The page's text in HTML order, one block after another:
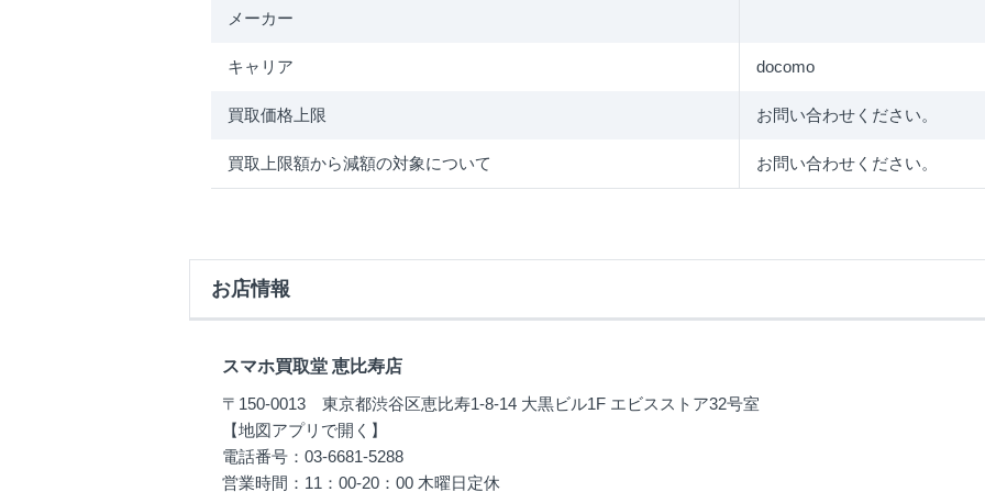
メーカー
キャリア docomo
買取価格上限 お問い合わせください。
買取上限額から減額の対象について お問い合わせください。
お店情報
スマホ買取堂 恵比寿店
〒150-0013 東京都渋谷区恵比寿1-8-14 大黒ビル1F エビスストア32号室
【地図アプリで開く】
電話番号：03-6681-5288
営業時間：11：00-20：00 木曜日定休